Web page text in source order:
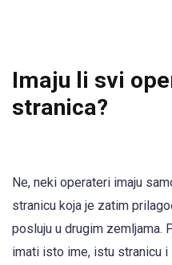
Imaju li svi
stranica?
Ne, neki operateri imaju
stranicu koja je zatim
posluju u drugim zemljama.
imati isto ime, istu stranicu